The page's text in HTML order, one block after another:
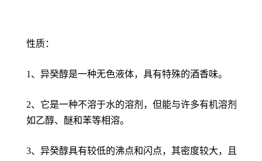
性质：
1、异癸醇是一种无色液体，具有特殊的酒香味。
2、它是一种不溶于水的溶剂，但能与许多有机溶剂
如乙醇、醚和苯等相溶。
3、异癸醇具有较低的沸点和闪点，其密度较大，且